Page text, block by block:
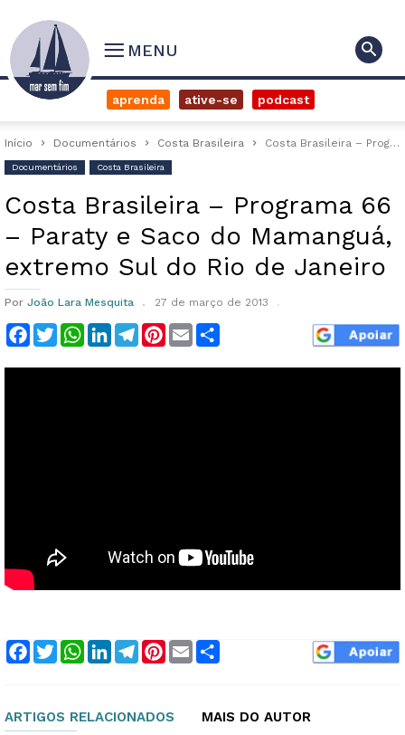
MENU
aprenda ative-se podcast
Início Documentários Costa Brasileira Costa Brasileira – Programa 66 – Paraty e Saco do Mamanguá, extremo...
Documentários Costa Brasileira
Costa Brasileira – Programa 66
– Paraty e Saco do Mamanguá,
extremo Sul do Rio de Janeiro
Por João Lara Mesquita 27 de março de 2013
Facebook
TwitterWhatsApp
LinkedInTelegram
Pinterest
Email
Facebook
TwitterWhatsApp
LinkedInTelegram
Pinterest
Email
ARTIGOS RELACIONADOS MAIS DO AUTOR